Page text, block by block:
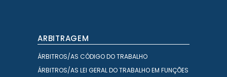
ARBITRAGEM
ÁRBITROS/AS CÓDIGO DO TRABALHO
ÁRBITROS/AS LEI GERAL DO TRABALHO EM FUNÇÕES